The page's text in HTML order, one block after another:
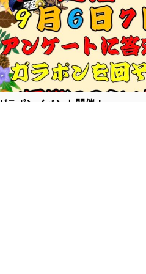
ガラポンイベント開催！...